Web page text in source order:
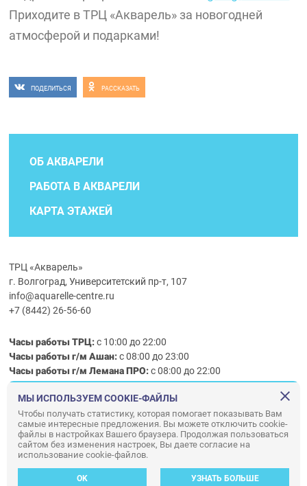
Приходите в ТРЦ «Акварель» за новогодней
атмосферой и подарками!
ПОДЕЛИТЬСЯ РАССКАЗАТЬ
ОБ АКВАРЕЛИ
РАБОТА В АКВАРЕЛИ
КАРТА ЭТАЖЕЙ
ТРЦ «Акварель»
г. Волгоград, Университетский пр-т, 107
info@aquarelle-centre.ru
+7 (8442) 26-56-60
Часы работы ТРЦ:с 10:00 до 22:00
Часы работы г/м Ашан:с 08:00 до 23:00
Часы работыг/мЛемана ПРО:с 08:00 до 22:00
Правила посещения ТРЦ «Акварель»
ООО «АКВАРЕЛЬ»
© ООО «Акварель» 2010–2026. All right reserved.
Дизайн концепция сайта —
Адаптивный дизайн и программирование —34 ВЕБ
МЫ ИСПОЛЬЗУЕМ COOKIE-ФАЙЛЫ
Чтобы получать статистику, которая помогает показывать Вам
самые интересные предложения. Вы можете отключить cookie-
файлы в настройках Вашего браузера. Продолжая пользоваться
сайтом без изменения настроек, Вы даете согласие на
использование cookie-файлов.
OK УЗНАТЬ БОЛЬШЕ